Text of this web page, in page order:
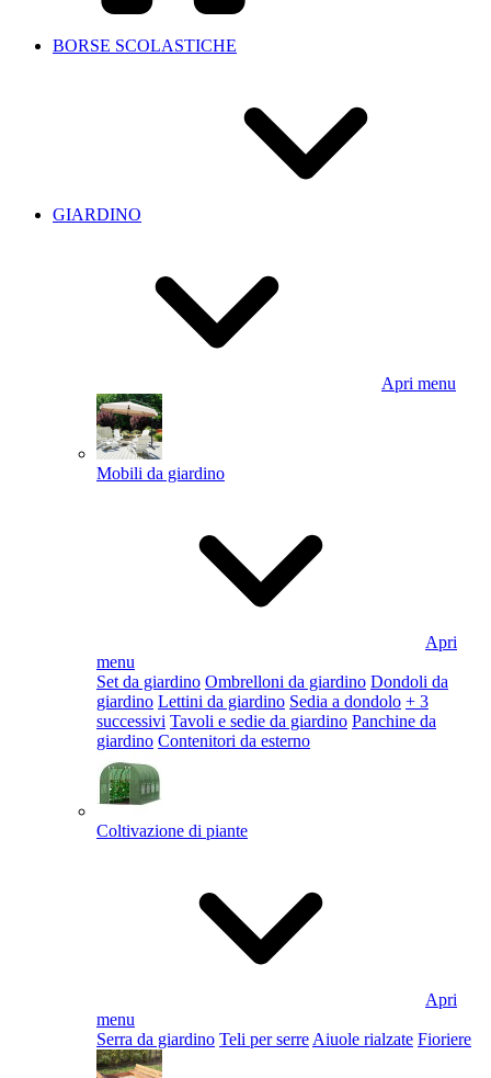
BORSE SCOLASTICHE
GIARDINO
Apri menu
Mobili da giardino
Apri
menu
Set da giardino Ombrelloni da giardino Dondoli da
giardino Lettini da giardino Sedia a dondolo + 3
successivi Tavoli e sedie da giardino Panchine da
giardino Contenitori da esterno
Coltivazione di piante
Apri
menu
Serra da giardino Teli per serre Aiuole rialzate Fioriere